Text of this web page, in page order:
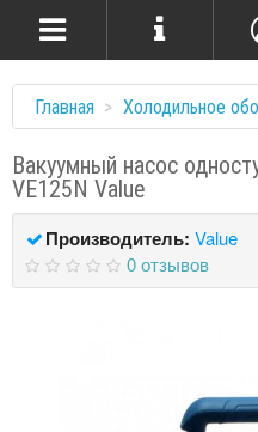
Главная Холодильное
Вакуумный насос
VE125N Value
Производитель: Value
0 отзывов